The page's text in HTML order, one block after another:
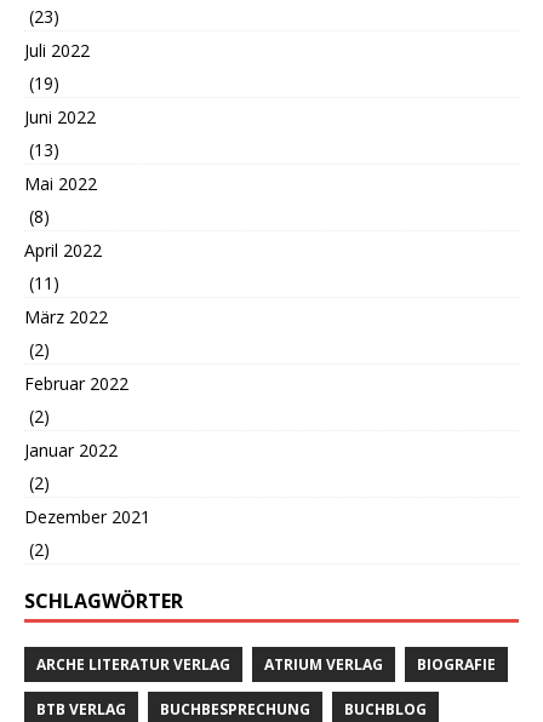
(23)
Juli 2022
(19)
Juni 2022
(13)
Mai 2022
(8)
April 2022
(11)
März 2022
(2)
Februar 2022
(2)
Januar 2022
(2)
Dezember 2021
(2)
SCHLAGWÖRTER
ARCHE LITERATUR VERLAG ATRIUM VERLAG BIOGRAFIE
BTB VERLAG BUCHBESPRECHUNG BUCHBLOG